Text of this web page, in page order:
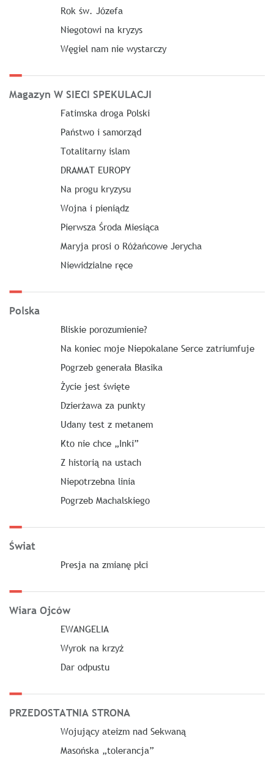
Rok św. Józefa
Niegotowi na kryzys
Węgiel nam nie wystarczy
Magazyn W SIECI SPEKULACJI
Fatimska droga Polski
Państwo i samorząd
Totalitarny islam
DRAMAT EUROPY
Na progu kryzysu
Wojna i pieniądz
Pierwsza Środa Miesiąca
Maryja prosi o Różańcowe Jerycha
Niewidzialne ręce
Polska
Bliskie porozumienie?
Na koniec moje Niepokalane Serce zatriumfuje
Pogrzeb generała Błasika
Życie jest święte
Dzierżawa za punkty
Udany test z metanem
Kto nie chce „Inki”
Z historią na ustach
Niepotrzebna linia
Pogrzeb Machalskiego
Świat
Presja na zmianę płci
Wiara Ojców
EWANGELIA
Wyrok na krzyż
Dar odpustu
PRZEDOSTATNIA STRONA
Wojujący ateizm nad Sekwaną
Masońska „tolerancja”